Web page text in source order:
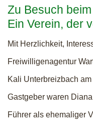
Zu Besuch
Ein Verein, der
Mit Herzlichkeit,
Freiwilligenagentur
Kali Unterbreizbach
Gastgeber waren
Führer als ehemaliger